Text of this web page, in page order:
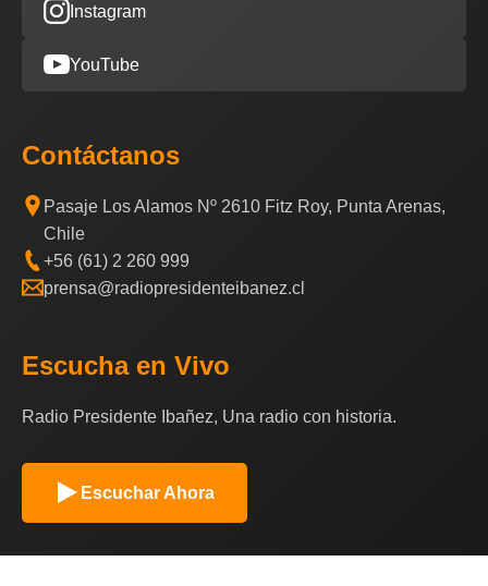
Instagram
YouTube
Contáctanos
Pasaje Los Alamos Nº 2610 Fitz Roy, Punta Arenas,
Chile
+56 (61) 2 260 999
prensa@radiopresidenteibanez.cl
Escucha en Vivo
Radio Presidente Ibañez, Una radio con historia.
Escuchar Ahora